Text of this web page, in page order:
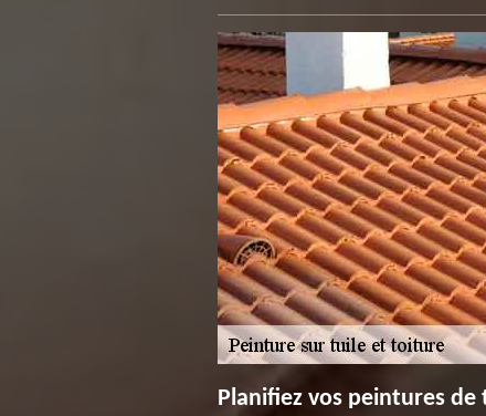
Planifiez vos peintures